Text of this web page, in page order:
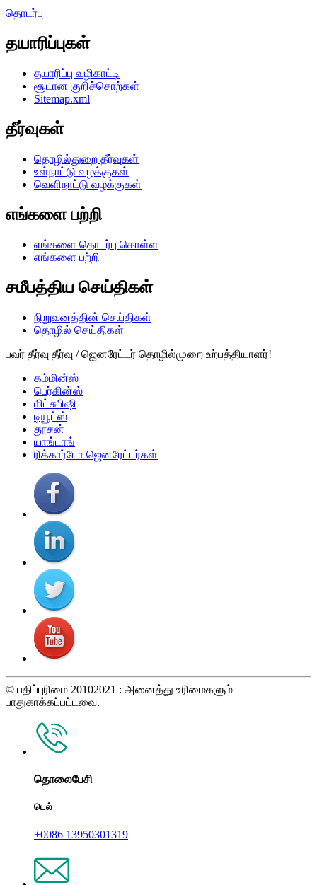
தொடர்பு
தயாரிப்புகள்
தயாரிப்பு வழிகாட்டி
சூடான குறிச்சொற்கள்
Sitemap.xml
தீர்வுகள்
தொழில்துறை தீர்வுகள்
உள்நாட்டு வழக்குகள்
வெளிநாட்டு வழக்குகள்
எங்களை பற்றி
எங்களை தொடர்பு கொள்ள
எங்களை பற்றி
சமீபத்திய செய்திகள்
நிறுவனத்தின் செய்திகள்
தொழில் செய்திகள்
பவர் தீர்வு தீர்வு / ஜெனரேட்டர் தொழில்முறை உற்பத்தியாளர்!
கம்மின்ஸ்
பெர்கின்ஸ்
மிட்சுபிஷி
டியூட்ஸ்
தூசன்
யாங்டாங்
ரிக்கார்டோ ஜெனரேட்டர்கள்
© பதிப்புரிமை 20102021 : அனைத்து உரிமைகளும்
பாதுகாக்கப்பட்டவை.
தொலைபேசி
டெல்
+0086 13950301319